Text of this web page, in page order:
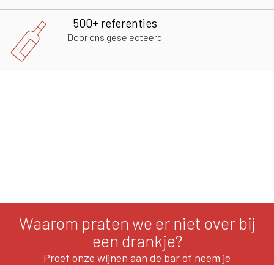
500+ referenties
Door ons geselecteerd
Waarom praten we er niet over bij
een drankje?
Proef onze wijnen aan de bar of neem je